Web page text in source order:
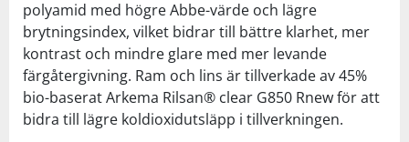
polyamid med högre Abbe-värde och lägre
brytningsindex, vilket bidrar till bättre klarhet, mer
kontrast och mindre glare med mer levande
färgåtergivning. Ram och lins är tillverkade av 45%
bio-baserat Arkema Rilsan® clear G850 Rnew för att
bidra till lägre koldioxidutsläpp i tillverkningen.